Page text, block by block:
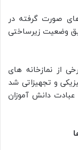
صورت گرفته در
وضعیت زیرساختی
از نمازخانه های
و تجهیزاتی شد
عبادت دانش آموزان